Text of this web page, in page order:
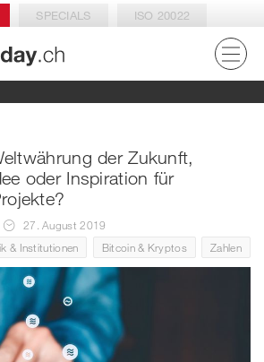
SPECIALS ISO 20022
der Zukunft,
oder Inspiration für
27. August 2019
& Institutionen
Bitcoin & Kryptos Zahlen